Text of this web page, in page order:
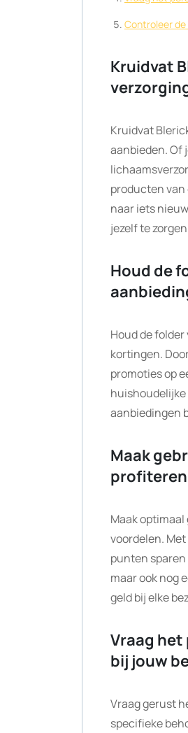
Controleer
Kruidvat
Kruidvat
aanbieden. Of
producten van
naar iets
jezelf te
Houd de
Houd de
kortingen.
promoties op
huishoudelijke
aanbiedingen
Maak
Maak
voordelen.
punten sparen
maar ook nog
geld bij elke
Vraag het
bij jouw
Vraag gerust
specifieke